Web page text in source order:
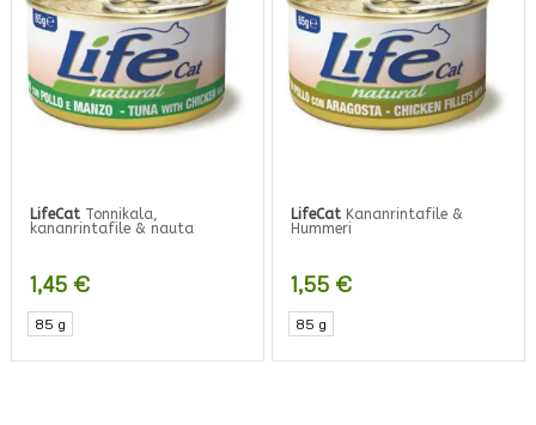
LifeCat Tonnikala,
kananrintafile & nauta
1,45 €
85 g
LifeCat Kananrintafile &
Hummeri
1,55 €
85 g